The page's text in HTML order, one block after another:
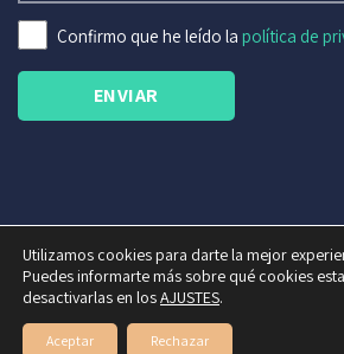
Confirmo que he leído la política de
Política de Privacidad Aviso Legal
info@visualicaoptica.es
2026 © Visuálica
Utilizamos cookies para darte la mejor
Puedes informarte más sobre qué cookies
desactivarlas en losAJUSTES.
Aceptar Rechazar